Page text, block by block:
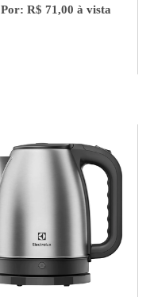
Por: R$ 71,00 à vista